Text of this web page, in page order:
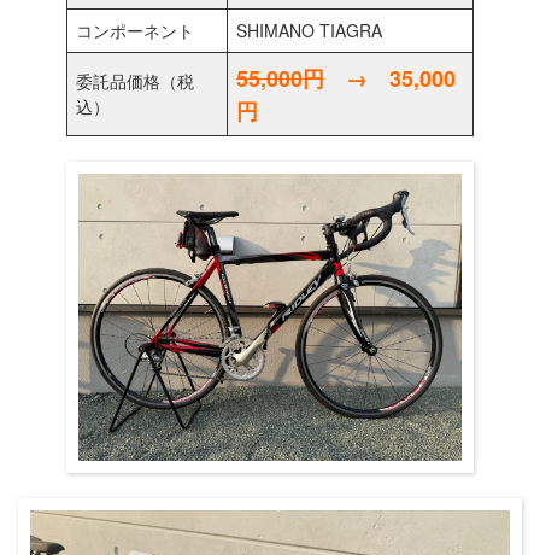
コンポーネント
SHIMANO TIAGRA
委託品価格（税
込）
55,000円 → 35,000
円